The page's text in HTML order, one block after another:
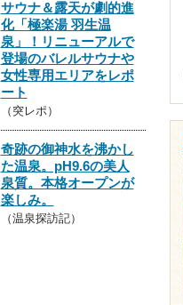
サウナ＆露天が劇的進
化「極楽湯 羽生温
泉」！リニューアルで
登場のバレルサウナや
女性専用エリアをレポ
ート
（突レポ）
奇跡の御神水を沸かし
た温泉。pH9.6の美人
泉質。本格オープンが
楽しみ。
（温泉探訪記）